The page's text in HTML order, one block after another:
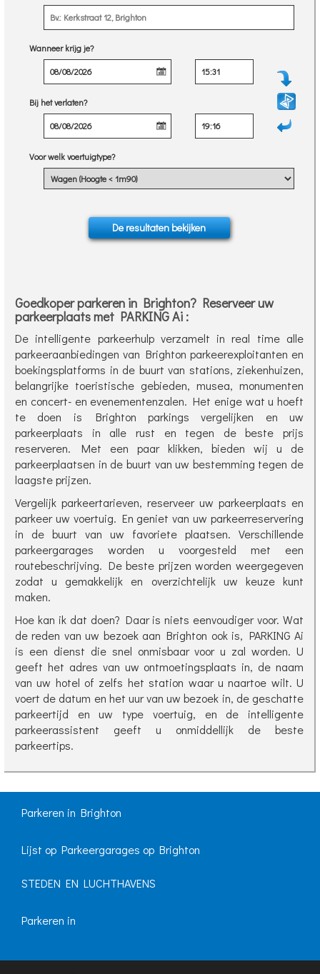
Wanneer krijg je?
Bij het verlaten?
Voor welk voertuigtype?
Goedkoper parkeren in Brighton? Reserveer uw
parkeerplaats met PARKING Ai :
De intelligente parkeerhulp verzamelt in real time alle
parkeeraanbiedingen van Brighton parkeerexploitanten en
boekingsplatforms in de buurt van stations, ziekenhuizen,
belangrijke toeristische gebieden, musea, monumenten
en concert- en evenementenzalen. Het enige wat u hoeft
te doen is Brighton parkings vergelijken en uw
parkeerplaats in alle rust en tegen de beste prijs
reserveren. Met een paar klikken, bieden wij u de
parkeerplaatsen in de buurt van uw bestemming tegen de
laagste prijzen.
Vergelijk parkeertarieven, reserveer uw parkeerplaats en
parkeer uw voertuig. En geniet van uw parkeerreservering
in de buurt van uw favoriete plaatsen. Verschillende
parkeergarages worden u voorgesteld met een
routebeschrijving. De beste prijzen worden weergegeven
zodat u gemakkelijk en overzichtelijk uw keuze kunt
maken.
Hoe kan ik dat doen? Daar is niets eenvoudiger voor. Wat
de reden van uw bezoek aan Brighton ook is, PARKING Ai
is een dienst die snel onmisbaar voor u zal worden. U
geeft het adres van uw ontmoetingsplaats in, de naam
van uw hotel of zelfs het station waar u naartoe wilt. U
voert de datum en het uur van uw bezoek in, de geschatte
parkeertijd en uw type voertuig, en de intelligente
parkeerassistent geeft u onmiddellijk de beste
parkeertips.
Parkeren in Brighton
Lijst op Parkeergarages op Brighton
STEDEN EN LUCHTHAVENS
Parkeren in